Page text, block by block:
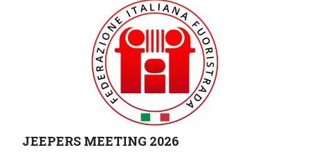
JEEPERS MEETING 2026